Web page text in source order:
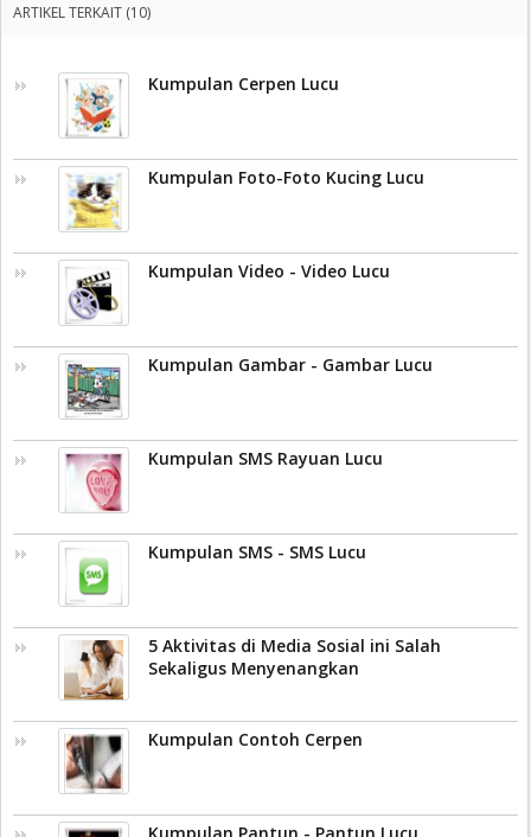
ARTIKEL TERKAIT (10)
Kumpulan Cerpen Lucu
Kumpulan Foto-Foto Kucing Lucu
Kumpulan Video - Video Lucu
Kumpulan Gambar - Gambar Lucu
Kumpulan SMS Rayuan Lucu
Kumpulan SMS - SMS Lucu
5 Aktivitas di Media Sosial ini Salah
Sekaligus Menyenangkan
Kumpulan Contoh Cerpen